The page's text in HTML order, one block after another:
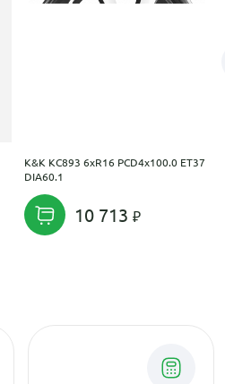
K&K КС893 6xR16 PCD4x100.0 ET37
DIA60.1
10 713